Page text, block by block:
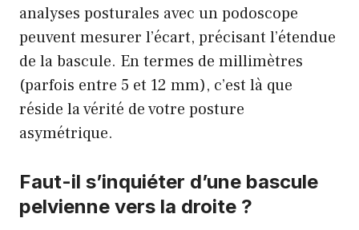
analyses posturales avec un podoscope
peuvent mesurer l’écart, précisant l’étendue
de la bascule. En termes de millimètres
(parfois entre 5 et 12 mm), c’est là que
réside la vérité de votre posture
asymétrique.
Faut-il s’inquiéter d’une bascule
pelvienne vers la droite ?